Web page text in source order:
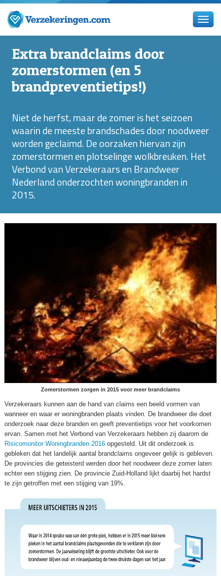
Extra brandclaims door
zomerstormen (en 5
brandpreventietips!)
Niet de herfst, maar de zomer is het seizoen
waarin de meeste brandschades door noodweer
worden geclaimd. De oorzaken hiervan zijn
zomerstormen en plotselinge wolkbreuken. Het
Verbond van Verzekeraars en Brandweer
Nederland onderzochten woningbranden in
2015.
Zomerstormen zorgen in 2015 voor meer brandclaims
Verzekeraars kunnen aan de hand van claims een beeld vormen van
wanneer en waar er woningbranden plaats vinden. De brandweer die doet
onderzoek naar deze branden en geeft preventietips voor het voorkomen
ervan. Samen met het Verbond van Verzekeraars hebben zij daarom de
Risicomonitor Woningbranden 2016 opgesteld. Uit dit onderzoek is
gebleken dat het landelijk aantal brandclaims ongeveer gelijk is gebleven.
De provincies die geteisterd werden door het noodweer deze zomer laten
echter een stijging zien. De provincie Zuid-Holland lijkt daarbij het hardst
te zijn getroffen met een stijging van 19%.